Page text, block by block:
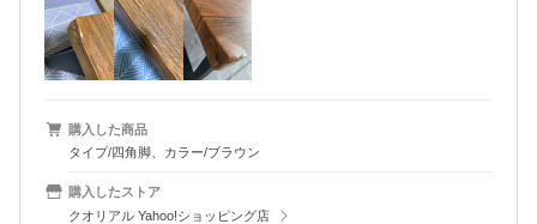
購入した商品
タイプ/四角脚、カラー/ブラウン
購入したストア
クオリアル Yahoo!ショッピング店